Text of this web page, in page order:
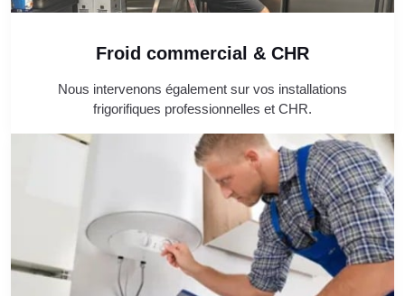
Froid commercial & CHR
Nous intervenons également sur vos installations
frigorifiques professionnelles et CHR.